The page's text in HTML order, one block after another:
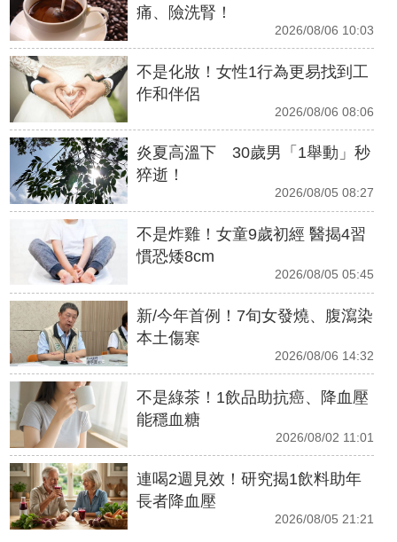
痛、險洗腎！
2026/08/06 10:03
不是化妝！女性1行為更易找到工
作和伴侶
2026/08/06 08:06
炎夏高溫下 30歲男「1舉動」秒
猝逝！
2026/08/05 08:27
不是炸雞！女童9歲初經 醫揭4習
慣恐矮8cm
2026/08/05 05:45
新/今年首例！7旬女發燒、腹瀉染
本土傷寒
2026/08/06 14:32
不是綠茶！1飲品助抗癌、降血壓
能穩血糖
2026/08/02 11:01
連喝2週見效！研究揭1飲料助年
長者降血壓
2026/08/05 21:21